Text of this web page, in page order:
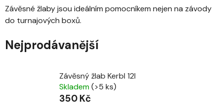
Závěsné žlaby jsou ideálním pomocníkem nejen na závody
do turnajových boxů.
Nejprodávanější
Závěsný žlab Kerbl 12l
Skladem(>5 ks)
350 Kč